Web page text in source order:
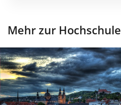
Mehr zur Hochschule